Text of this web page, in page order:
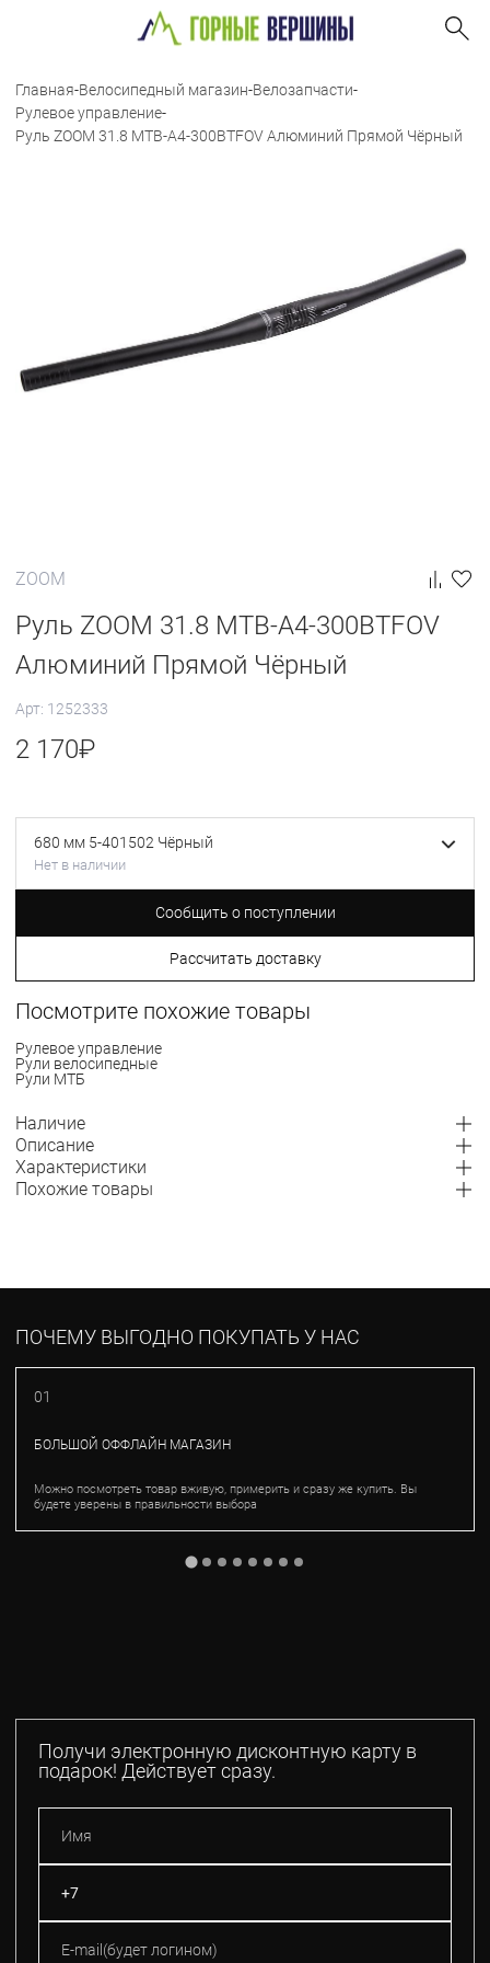
Главная-Велосипедный магазин-Велозапчасти-
Рулевое управление-
Руль ZOOM 31.8 MTB-A4-300BTFOV Алюминий Прямой Чёрный
ZOOM
Руль ZOOM 31.8 MTB-A4-300BTFOV
Алюминий Прямой Чёрный
Арт: 1252333
2 170₽
680 мм 5-401502 Чёрный
Нет в наличии
Сообщить о поступлении
Рассчитать доставку
Посмотрите похожие товары
Рулевое управление
Рули велосипедные
Рули МТБ
Наличие
Описание
Характеристики
Похожие товары
ПОЧЕМУ ВЫГОДНО ПОКУПАТЬ У НАС
01
БОЛЬШОЙ ОФФЛАЙН МАГАЗИН
Можно посмотреть товар вживую, примерить и сразу же купить. Вы
будете уверены в правильности выбора
Получи электронную дисконтную карту в
подарок! Действует сразу.